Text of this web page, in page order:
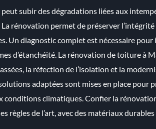
subir des dégradations liées aux
La rénovation permet de préserver
Un diagnostic complet est nécessaire
d’étanchéité. La rénovation de toiture à
la réfection de l’isolation et la
adaptées sont mises en place pour
conditions climatiques. Confier la
règles de l’art, avec des matériaux